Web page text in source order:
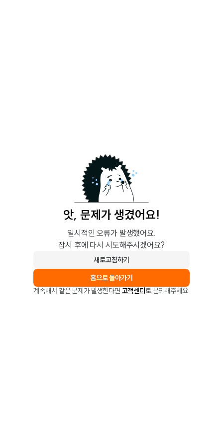
앗, 문제가 생겼어요!
일시적인 오류가 발생했어요.
잠시 후에 다시 시도해주시겠어요?
새로고침하기
홈으로 돌아가기
계속해서 같은 문제가 발생한다면 고객센터로 문의해주세요.